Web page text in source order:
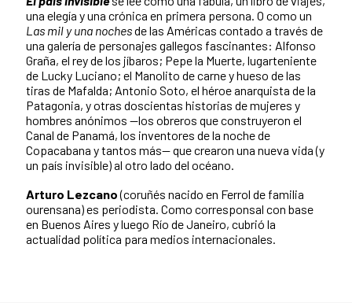
una elegía y una crónica en primera persona. O como un
Las mil y una nochesde las Américas contado a través de
una galería de personajes gallegos fascinantes: Alfonso
Graña, el rey de los jíbaros; Pepe la Muerte, lugarteniente
de Lucky Luciano; el Manolito de carne y hueso de las
tiras de Mafalda; Antonio Soto, el héroe anarquista de la
Patagonia, y otras doscientas historias de mujeres y
hombres anónimos —los obreros que construyeron el
Canal de Panamá, los inventores de la noche de
Copacabana y tantos más— que crearon una nueva vida (y
un país invisible) al otro lado del océano.
Arturo Lezcano(coruñés nacido en Ferrol de familia
ourensana) es periodista. Como corresponsal con base
en Buenos Aires y luego Río de Janeiro, cubrió la
actualidad política para medios internacionales.